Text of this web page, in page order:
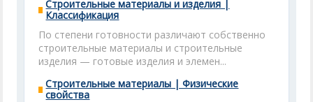
Строительные материалы и изделия |
Классификация
По степени готовности различают собственно
строительные материалы и строительные
изделия — готовые изделия и элемен...
Строительные материалы | Физические
свойства